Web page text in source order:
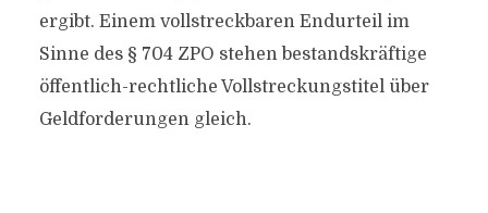
ergibt. Einem vollstreckbaren Endurteil im
Sinne des § 704 ZPO stehen bestandskräftige
öffentlich-rechtliche Vollstreckungstitel über
Geldforderungen gleich.